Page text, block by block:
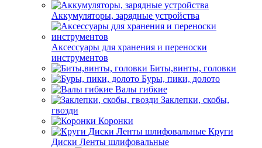
Аккумуляторы, зарядные устройства
Аксессуары для хранения и переноски
инструментов
Биты,винты, головки
Буры, пики, долото
Валы гибкие
Заклепки, скобы,
гвозди
Коронки
Круги
Диски Ленты шлифовальные